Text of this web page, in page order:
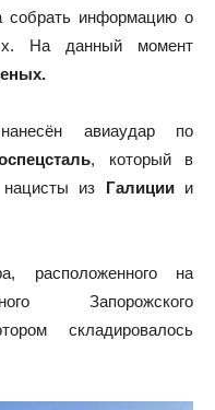
собрать информацию о
На данный момент
авиаудар по
, который в
из Галициии
расположенного на
Запорожского
складировалось